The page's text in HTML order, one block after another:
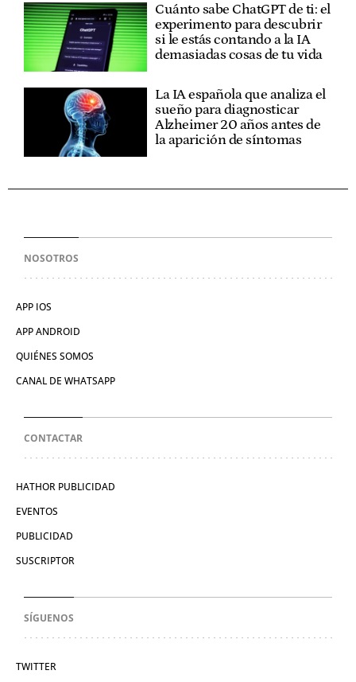
Cuánto sabe ChatGPT de ti: el
experimento para descubrir
si le estás contando a la IA
demasiadas cosas de tu vida
La IA española que analiza el
sueño para diagnosticar
Alzheimer 20 años antes de
la aparición de síntomas
NOSOTROS
APP IOS
APP ANDROID
QUIÉNES SOMOS
CANAL DE WHATSAPP
CONTACTAR
HATHOR PUBLICIDAD
EVENTOS
PUBLICIDAD
SUSCRIPTOR
SÍGUENOS
TWITTER